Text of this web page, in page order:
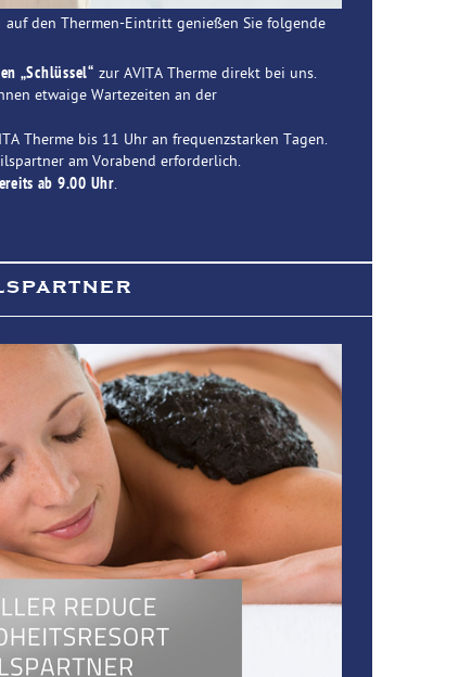
auf den Thermen-Eintritt genießen Sie folgende
„Schlüssel“ zur AVITA Therme direkt bei uns.
etwaige Wartezeiten an der
Therme bis 11 Uhr an frequenzstarken Tagen.
am Vorabend erforderlich.
ab 9.00 Uhr.